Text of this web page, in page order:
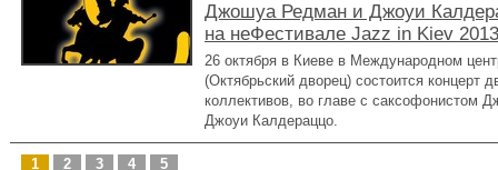
Джошуа Редман и Джоуи
на неФестивале Jazz in Kiev 2013
26 октября в Киеве в Международном
(Октябрьский дворец) состоится концерт
коллективов, во главе с саксофонистом
Джоуи Калдераццо.
1 2 3 4 5